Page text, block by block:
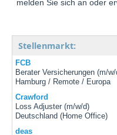
melden Sie sich an oder
Stellenmarkt:
FCB
Berater Versicherungen (m/w/
Hamburg / Remote / Europa
Crawford
Loss Adjuster (m/w/d)
Deutschland (Home Office)
deas